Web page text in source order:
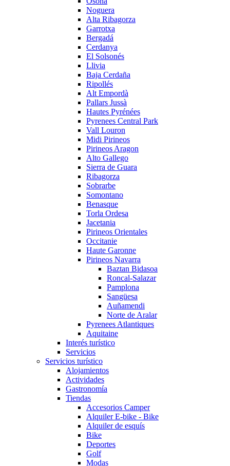
Noguera
Alta Ribagorza
Garrotxa
Bergadá
Cerdanya
El Solsonés
Llivia
Baja Cerdaña
Ripollés
Alt Empordà
Pallars Jussà
Hautes Pyrénées
Pyrenees Central Park
Vall Louron
Midi Pirineos
Pirineos Aragon
Alto Gallego
Sierra de Guara
Ribagorza
Sobrarbe
Somontano
Benasque
Torla Ordesa
Jacetania
Pirineos Orientales
Occitanie
Haute Garonne
Pirineos Navarra
Baztan Bidasoa
Roncal-Salazar
Pamplona
Sangüesa
Auñamendi
Norte de Aralar
Pyrenees Atlantiques
Aquitaine
Interés turístico
Servicios
Servicios turístico
Alojamientos
Actividades
Gastronomía
Tiendas
Accesorios Camper
Alquiler E-bike - Bike
Alquiler de esquís
Bike
Deportes
Golf
Modas